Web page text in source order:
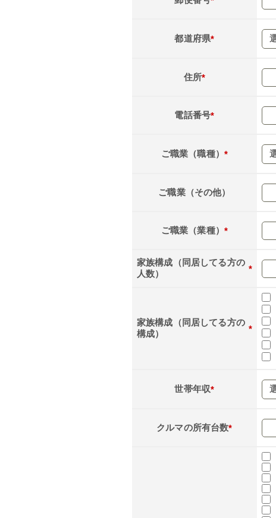
都道府県*
住所*
電話番号*
ご職業（職種） *
ご職業（その他）
ご職業（業種） *
家族構成（同居してる方の
人数）
*
家族構成（同居してる方の
構成）
*
世帯年収*
クルマの所有台数*